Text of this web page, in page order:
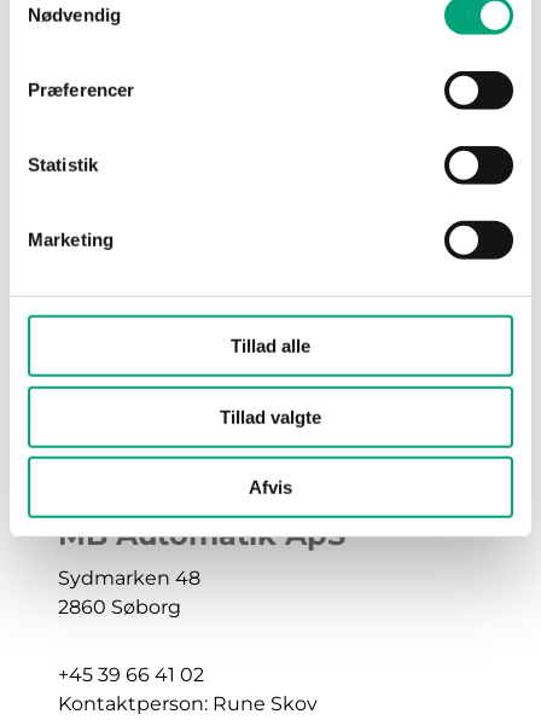
Nødvendig
Præferencer
Statistik
Marketing
Tillad alle
Tillad valgte
Afvis
Fabriksparken 66
Kontaktperson: Michael Jensen
MB Automatik ApS
Sydmarken 48
2860 Søborg
+45 39 66 41 02
Kontaktperson: Rune Skov